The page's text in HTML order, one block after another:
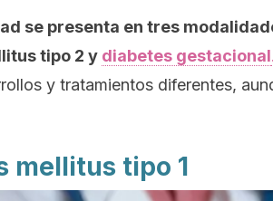
se presenta en tres
tipo 2 y diabetes gestacional.
y tratamientos diferentes,
mellitus tipo 1